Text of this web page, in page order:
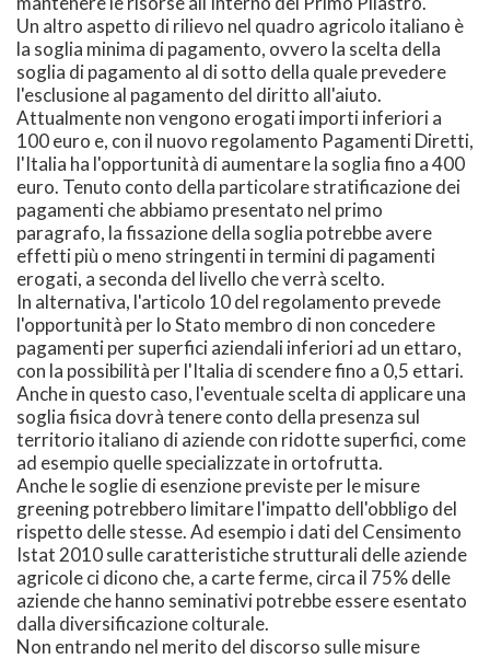
Un altro aspetto di rilievo nel quadro agricolo italiano è
la soglia minima di pagamento, ovvero la scelta della
soglia di pagamento al di sotto della quale prevedere
l'esclusione al pagamento del diritto all'aiuto.
Attualmente non vengono erogati importi inferiori a
100 euro e, con il nuovo regolamento Pagamenti Diretti,
l'Italia ha l'opportunità di aumentare la soglia fino a 400
euro. Tenuto conto della particolare stratificazione dei
pagamenti che abbiamo presentato nel primo
paragrafo, la fissazione della soglia potrebbe avere
effetti più o meno stringenti in termini di pagamenti
erogati, a seconda del livello che verrà scelto.
In alternativa, l'articolo 10 del regolamento prevede
l'opportunità per lo Stato membro di non concedere
pagamenti per superfici aziendali inferiori ad un ettaro,
con la possibilità per l'Italia di scendere fino a 0,5 ettari.
Anche in questo caso, l'eventuale scelta di applicare una
soglia fisica dovrà tenere conto della presenza sul
territorio italiano di aziende con ridotte superfici, come
ad esempio quelle specializzate in ortofrutta.
Anche le soglie di esenzione previste per le misure
greening potrebbero limitare l'impatto dell'obbligo del
rispetto delle stesse. Ad esempio i dati del Censimento
Istat 2010 sulle caratteristiche strutturali delle aziende
agricole ci dicono che, a carte ferme, circa il 75% delle
aziende che hanno seminativi potrebbe essere esentato
dalla diversificazione colturale.
Non entrando nel merito del discorso sulle misure